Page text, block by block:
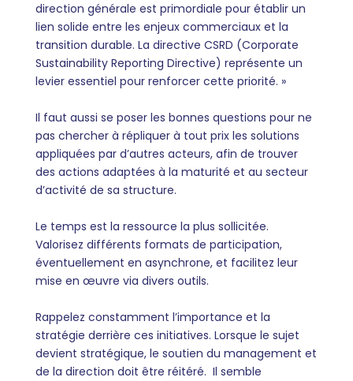
direction générale est primordiale pour établir un
lien solide entre les enjeux commerciaux et la
transition durable. La directive CSRD (Corporate
Sustainability Reporting Directive) représente un
levier essentiel pour renforcer cette priorité. »
Il faut aussi se poser les bonnes questions pour ne
pas chercher à répliquer à tout prix les solutions
appliquées par d’autres acteurs, afin de trouver
des actions adaptées à la maturité et au secteur
d’activité de sa structure.
Le temps est la ressource la plus sollicitée.
Valorisez différents formats de participation,
éventuellement en asynchrone, et facilitez leur
mise en œuvre via divers outils.
Rappelez constamment l’importance et la
stratégie derrière ces initiatives. Lorsque le sujet
devient stratégique, le soutien du management et
de la direction doit être réitéré. Il semble